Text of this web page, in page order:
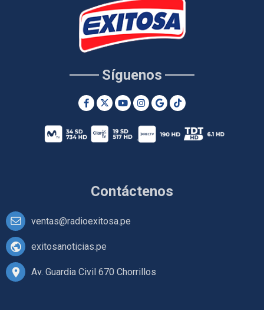
Contáctenos
ventas@radioexitosa.pe
exitosanoticias.pe
Av. Guardia Civil 670 Chorrillos
Síguenos